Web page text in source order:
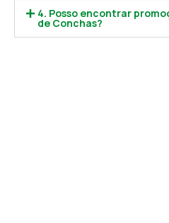
4. Posso encontrar
de Conchas?